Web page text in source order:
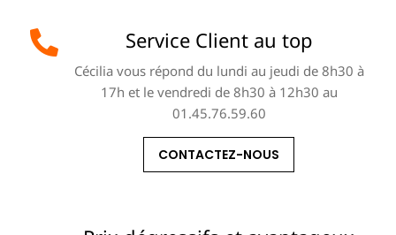
Service Client au top
Cécilia vous répond du lundi au jeudi de 8h30 à
17h et le vendredi de 8h30 à 12h30 au
01.45.76.59.60
CONTACTEZ-NOUS